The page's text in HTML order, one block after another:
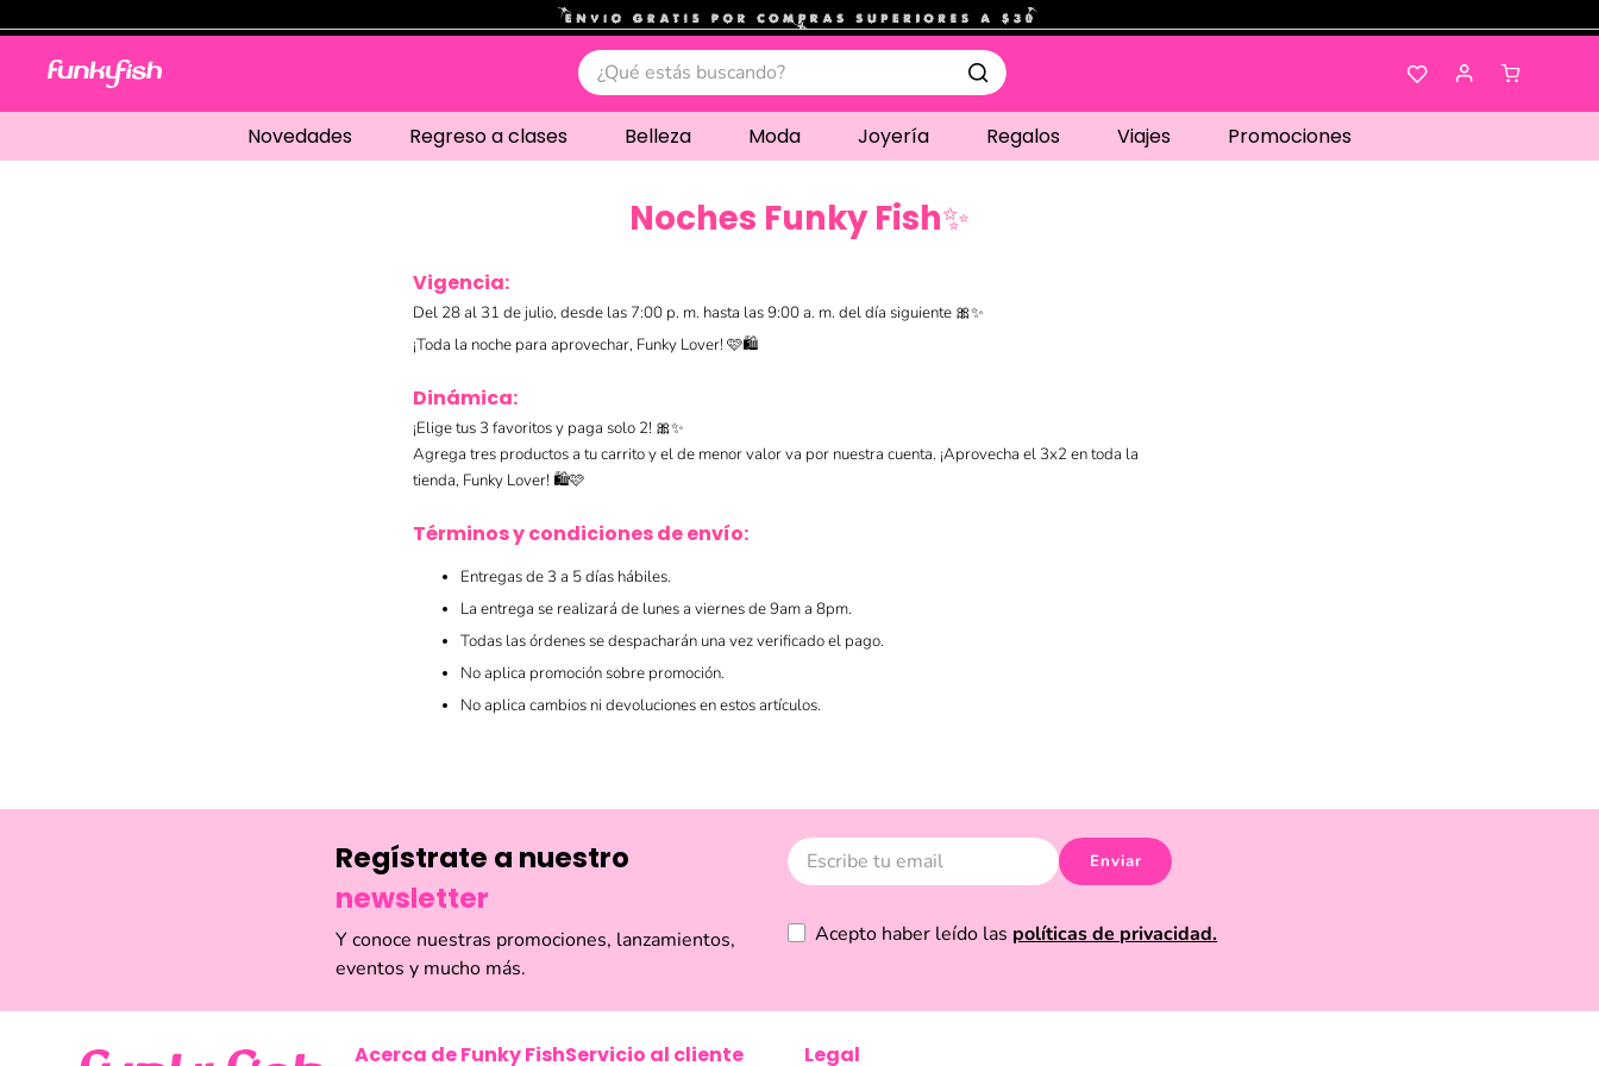
.
¿Qué estás buscando?
Novedades Regreso a clases Belleza Moda Joyería Regalos Viajes Promociones
Noches Funky Fish✨
Vigencia:
Del 28 al 31 de julio, desde las 7:00 p. m. hasta las 9:00 a. m. del día siguiente 🎀✨
¡Toda la noche para aprovechar, Funky Lover! 🩷🛍️
Dinámica:
¡Elige tus 3 favoritos y paga solo 2! 🎀✨
Agrega tres productos a tu carrito y el de menor valor va por nuestra cuenta. ¡Aprovecha el 3x2 en toda la
tienda, Funky Lover! 🛍️🩷
Términos y condiciones de envío:
Entregas de 3 a 5 días hábiles.
La entrega se realizará de lunes a viernes de 9am a 8pm.
Todas las órdenes se despacharán una vez verificado el pago.
No aplica promoción sobre promoción.
No aplica cambios ni devoluciones en estos artículos.
Regístrate a nuestro
newsletter
Y conoce nuestras promociones, lanzamientos,
eventos y mucho más.
Enviar
Acepto haber leído las políticas de privacidad.
Acerca de Funky FishServicio al cliente Legal